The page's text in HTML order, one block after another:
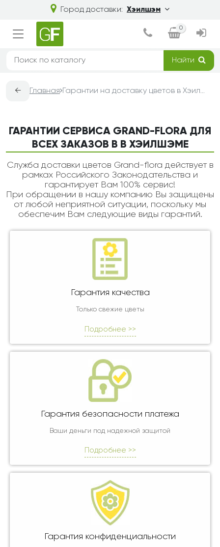
Город доставки: Хэилшэм
0
Найти
← Главная Гарантии на доставку цветов в Хэилшэме — Grand-Flora
ГАРАНТИИ СЕРВИСА GRAND-FLORA ДЛЯ
ВСЕХ ЗАКАЗОВ В В ХЭИЛШЭМЕ
Служба доставки цветов Grand-flora действует в
рамках Российского Законодательства и
гарантирует Вам 100% сервис!
При обращении в нашу компанию Вы защищены
от любой неприятной ситуации, поскольку мы
обеспечим Вам следующие виды гарантий.
Гарантия качества
Только свежие цветы
Подробнее >>
Гарантия безопасности платежа
Ваши деньги под надежной защитой
Подробнее >>
Гарантия конфиденциальности